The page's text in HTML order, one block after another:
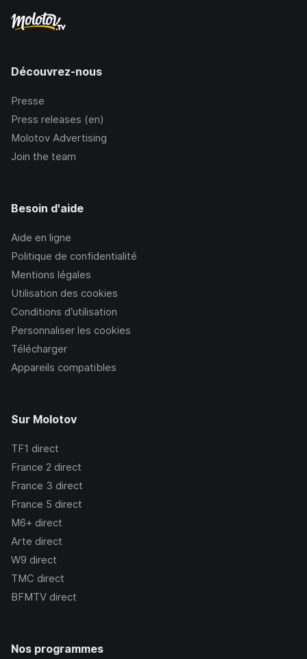
Découvrez-nous
Presse
Press releases (en)
Molotov Advertising
Join the team
Besoin d'aide
Aide en ligne
Politique de confidentialité
Mentions légales
Utilisation des cookies
Conditions d’utilisation
Personnaliser les cookies
Télécharger
Appareils compatibles
Sur Molotov
TF1 direct
France 2 direct
France 3 direct
France 5 direct
M6+ direct
Arte direct
W9 direct
TMC direct
BFMTV direct
Nos programmes